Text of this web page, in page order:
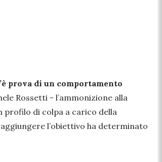
prova di un comportamento
Rossetti - l’ammonizione alla
profilo di colpa a carico della
l’obiettivo ha determinato